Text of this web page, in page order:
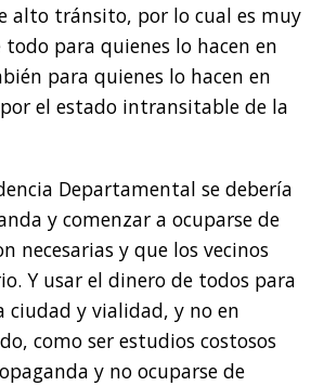
alto tránsito, por lo cual es muy
todo para quienes lo hacen en
para quienes lo hacen en
el estado intransitable de la
Departamental se debería
y comenzar a ocuparse de
necesarias y que los vecinos
Y usar el dinero de todos para
ciudad y vialidad, y no en
como ser estudios costosos
y no ocuparse de